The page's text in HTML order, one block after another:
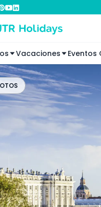
Vacaciones Eventos